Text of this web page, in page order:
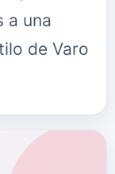
a una
de Varo